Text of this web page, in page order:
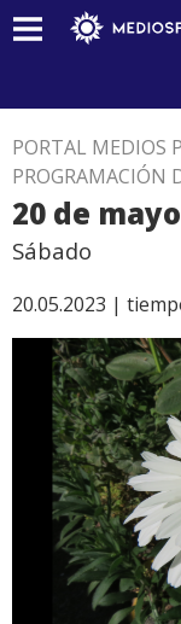
PORTAL MEDIOS
PROGRAMACIÓN
20 de mayo
Sábado
20.05.2023 |